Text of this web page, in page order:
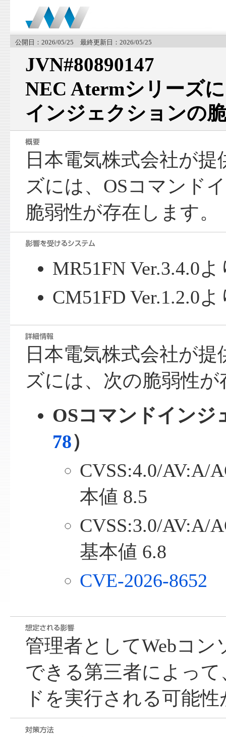
公開日：2026/05/25 最終更新日：2026/05/25
JVN#80890147
NEC Atermシリーズ
インジェクションの
日本電気株式会社が
ズには、OSコマンド
脆弱性が存在します。
MR51FN Ver.3.4.0
CM51FD Ver.1.2.0
日本電気株式会社が
ズには、次の脆弱性
OSコマンドインジ
78）
CVSS:4.0/AV:A/
本値 8.5
CVSS:3.0/AV:A/
基本値 6.8
CVE-2026-8652
管理者としてWebコ
できる第三者によっ
ドを実行される可能